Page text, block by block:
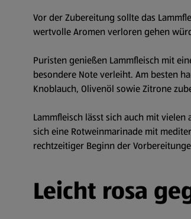
Vor der Zubereitung sollte das
wertvolle Aromen verloren gehen
Puristen genießen Lammfleisch mit
besondere Note verleiht. Am besten
Knoblauch, Olivenöl sowie Zitrone
Lammfleisch lässt sich auch mit
sich eine Rotweinmarinade mit
rechtzeitiger Beginn der
Leicht rosa